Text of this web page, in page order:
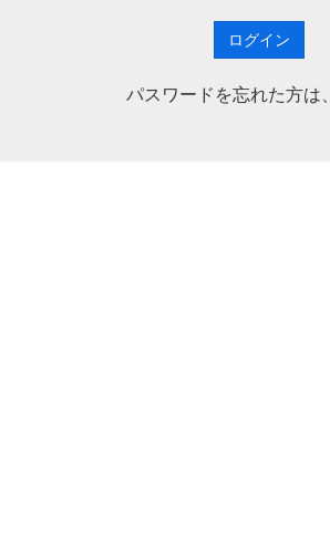
ログイン
パスワードを忘れた方は、